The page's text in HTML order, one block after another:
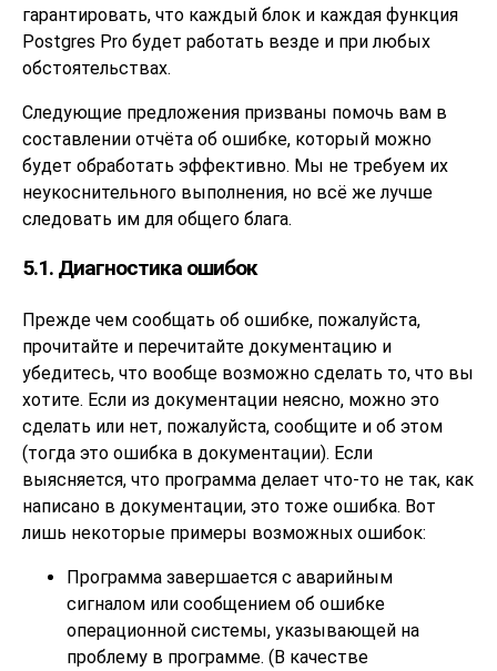
гарантировать, что каждый блок и каждая функция
Postgres Pro будет работать везде и при любых
обстоятельствах.
Следующие предложения призваны помочь вам в
составлении отчёта об ошибке, который можно
будет обработать эффективно. Мы не требуем их
неукоснительного выполнения, но всё же лучше
следовать им для общего блага.
5.1. Диагностика ошибок
Прежде чем сообщать об ошибке, пожалуйста,
прочитайте и перечитайте документацию и
убедитесь, что вообще возможно сделать то, что вы
хотите. Если из документации неясно, можно это
сделать или нет, пожалуйста, сообщите и об этом
(тогда это ошибка в документации). Если
выясняется, что программа делает что-то не так, как
написано в документации, это тоже ошибка. Вот
лишь некоторые примеры возможных ошибок:
Программа завершается с аварийным
сигналом или сообщением об ошибке
операционной системы, указывающей на
проблему в программе. (В качестве